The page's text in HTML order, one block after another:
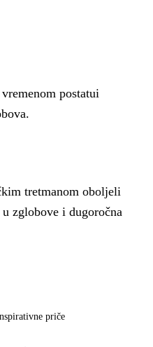
postatui
tretmanom oboljeli
zglobove i dugoročna
priče